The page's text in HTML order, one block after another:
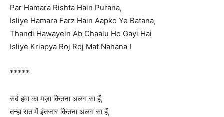
Par Hamara Rishta Hain Purana,
Isliye Hamara Farz Hain Aapko Ye Batana,
Thandi Hawayein Ab Chaalu Ho Gayi Hai
Isliye Kriapya Roj Roj Mat Nahana !
*****
सर्द हवा का मज़ा कितना अलग सा हैं,
तन्हा रात में इंतजार कितना अलग सा हैं,